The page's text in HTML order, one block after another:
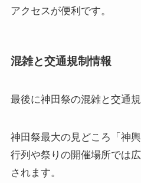
アクセスが便利です。
混雑と交通規制情報
最後に神田祭の混雑と交通
神田祭最大の見どころ「神
行列や祭りの開催場所では
されます。